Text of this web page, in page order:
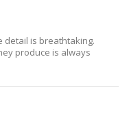
detail is breathtaking.
produce is always